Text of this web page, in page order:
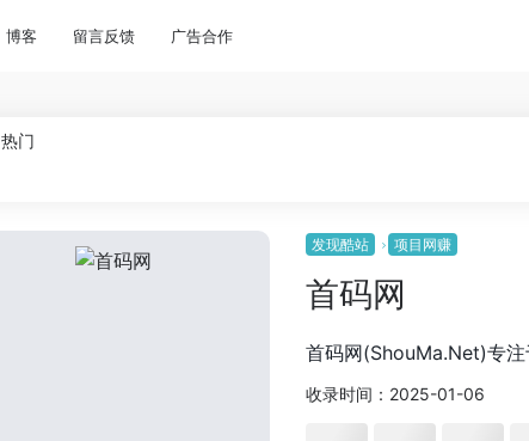
博客 留言反馈 广告合作
热门
发现酷站 项目网赚
首码网
首码网(ShouMa.Net)专注
收录时间：2025-01-06